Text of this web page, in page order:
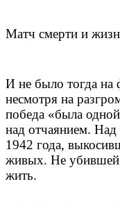
Матч смерти и
И не было тогда на
несмотря на
победа «была
над отчаянием.
1942 года,
живых. Не убившей
жить.